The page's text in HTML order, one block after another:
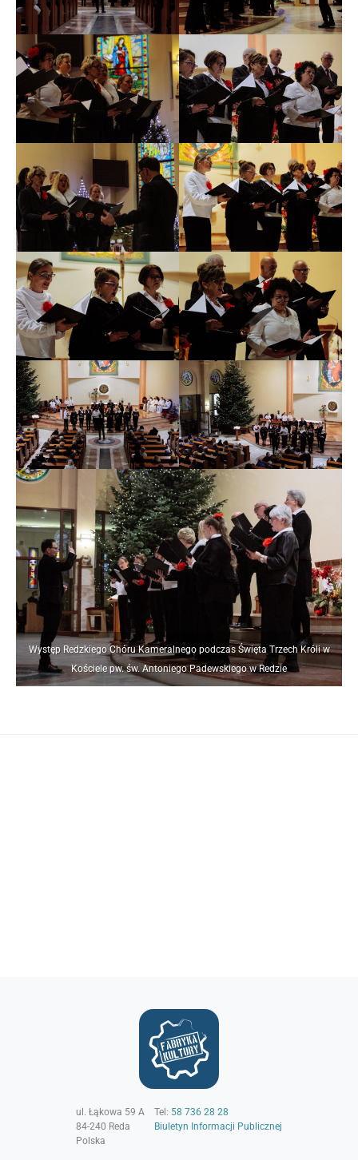
Występ Redzkiego Chóru Kameralnego podczas Święta Trzech Króli w
Kościele pw. św. Antoniego Padewskiego w Redzie
ul. Łąkowa 59 A
84-240 Reda
Polska
Tel: 58 736 28 28
Biuletyn Informacji Publicznej